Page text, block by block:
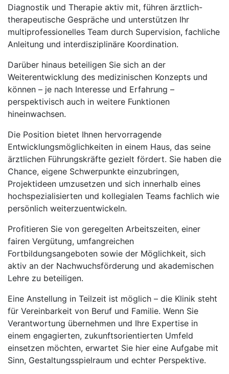
Diagnostik und Therapie aktiv mit, führen ärztlich-
therapeutische Gespräche und unterstützen Ihr
multiprofessionelles Team durch Supervision, fachliche
Anleitung und interdisziplinäre Koordination.
Darüber hinaus beteiligen Sie sich an der
Weiterentwicklung des medizinischen Konzepts und
können – je nach Interesse und Erfahrung –
perspektivisch auch in weitere Funktionen
hineinwachsen.
Die Position bietet Ihnen hervorragende
Entwicklungsmöglichkeiten in einem Haus, das seine
ärztlichen Führungskräfte gezielt fördert. Sie haben die
Chance, eigene Schwerpunkte einzubringen,
Projektideen umzusetzen und sich innerhalb eines
hochspezialisierten und kollegialen Teams fachlich wie
persönlich weiterzuentwickeln.
Profitieren Sie von geregelten Arbeitszeiten, einer
fairen Vergütung, umfangreichen
Fortbildungsangeboten sowie der Möglichkeit, sich
aktiv an der Nachwuchsförderung und akademischen
Lehre zu beteiligen.
Eine Anstellung in Teilzeit ist möglich – die Klinik steht
für Vereinbarkeit von Beruf und Familie. Wenn Sie
Verantwortung übernehmen und Ihre Expertise in
einem engagierten, zukunftsorientierten Umfeld
einsetzen möchten, erwartet Sie hier eine Aufgabe mit
Sinn, Gestaltungsspielraum und echter Perspektive.